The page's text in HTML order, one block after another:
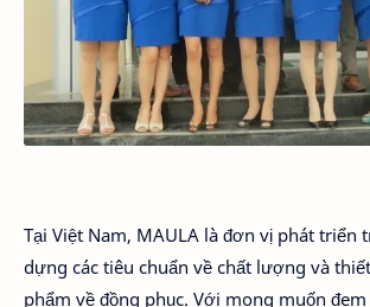
Tại Việt Nam, MAULA là đơn vị phát triển
dựng các tiêu chuẩn về chất lượng và
phẩm về đồng phục. Với mong muốn